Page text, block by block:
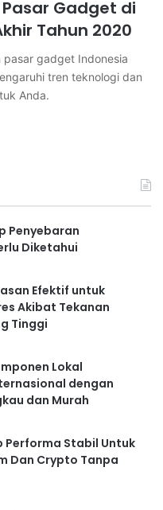
Gadget di
Tahun 2020
gadget Indonesia
tren teknologi dan
Anda.
Penyebaran
Diketahui
Efektif untuk
Akibat Tekanan
Tinggi
Lokal
dengan
dan Murah
Stabil Untuk
Dan Crypto Tanpa